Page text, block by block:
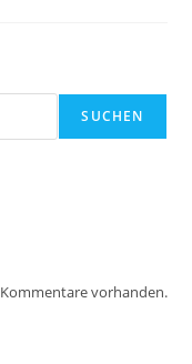
SUCHEN
vorhanden.